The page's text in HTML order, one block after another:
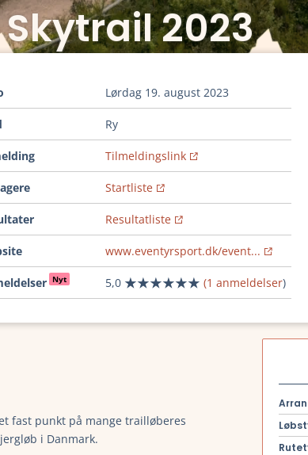
Skytrail 2023
lørdag 19. august 2023
Ry
Tilmeldingslink
Startliste
Resultatliste
www.eventyrsport.dk/event...
Nyt 5,0 (1 anmeldelser)
fast punkt på mange trailløberes
i Danmark.